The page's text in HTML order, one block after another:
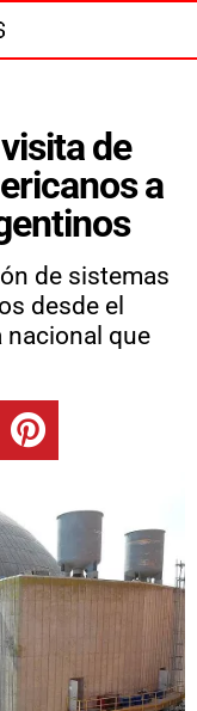
de
a
de sistemas
desde el
nacional que